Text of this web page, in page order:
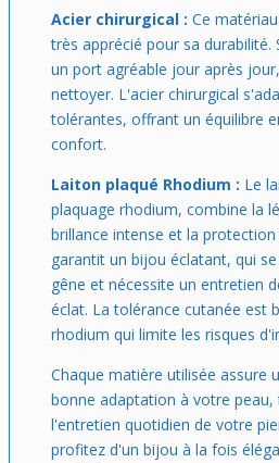
Acier chirurgical : Ce
très apprécié pour sa durabilité.
un port agréable jour après
nettoyer. L'acier chirurgical
tolérantes, offrant un équilibre
confort.
Laiton plaqué Rhodium : Le
plaquage rhodium, combine la
brillance intense et la
garantit un bijou éclatant, qui
gêne et nécessite un entretien
éclat. La tolérance cutanée est
rhodium qui limite les risques
Chaque matière utilisée assure
bonne adaptation à votre
l'entretien quotidien de votre
profitez d'un bijou à la fois